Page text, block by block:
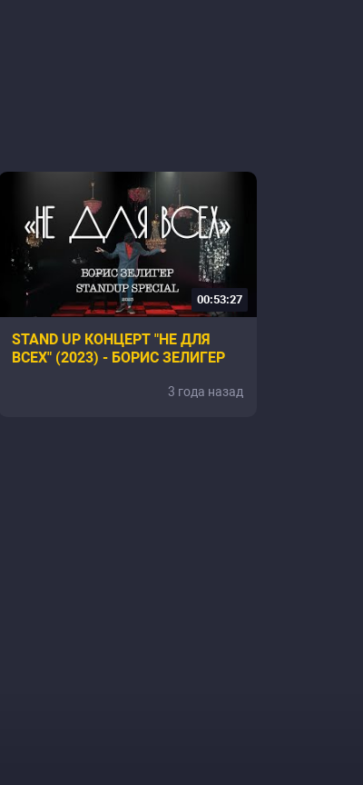
00:53:27
STAND UP КОНЦЕРТ "НЕ ДЛЯ
ВСЕХ" (2023) - БОРИС ЗЕЛИГЕР
3 года назад